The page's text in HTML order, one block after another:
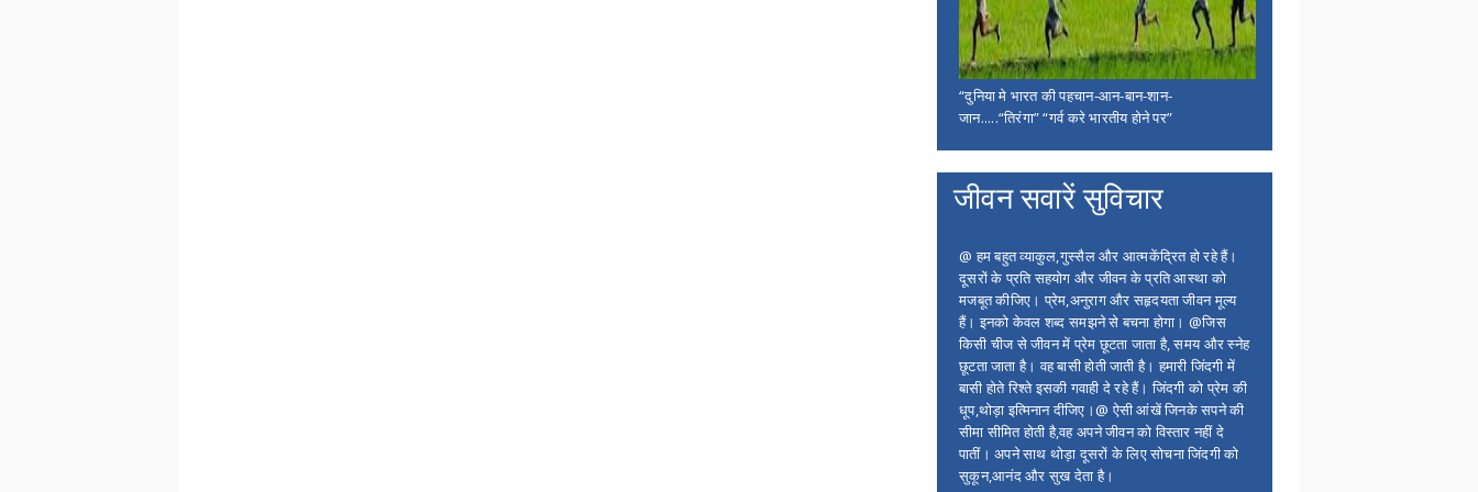
“दुनिया मे भारत की पहचान-आन-बान-शान-
जान.....“तिरंगा” “गर्व करे भारतीय होने पर”
जीवन सवारें सुविचार
@ हम बहुत व्याकुल,गुस्सैल और आत्मकेंद्रित हो रहे हैं।
दूसरों के प्रति सहयोग और जीवन के प्रति आस्था को
मजबूत कीजिए। प्रेम,अनुराग और सहृदयता जीवन मूल्य
हैं। इनको केवल शब्द समझने से बचना होगा। @जिस
किसी चीज से जीवन में प्रेम छूटता जाता है, समय और स्नेह
छूटता जाता है। वह बासी होती जाती है। हमारी जिंदगी में
बासी होते रिश्ते इसकी गवाही दे रहे हैं। जिंदगी को प्रेम की
धूप,थोड़ा इत्मिनान दीजिए।@ ऐसी आंखें जिनके सपने की
सीमा सीमित होती है,वह अपने जीवन को विस्तार नहीं दे
पातीं। अपने साथ थोड़ा दूसरों के लिए सोचना जिंदगी को
सुकून,आनंद और सुख देता है।